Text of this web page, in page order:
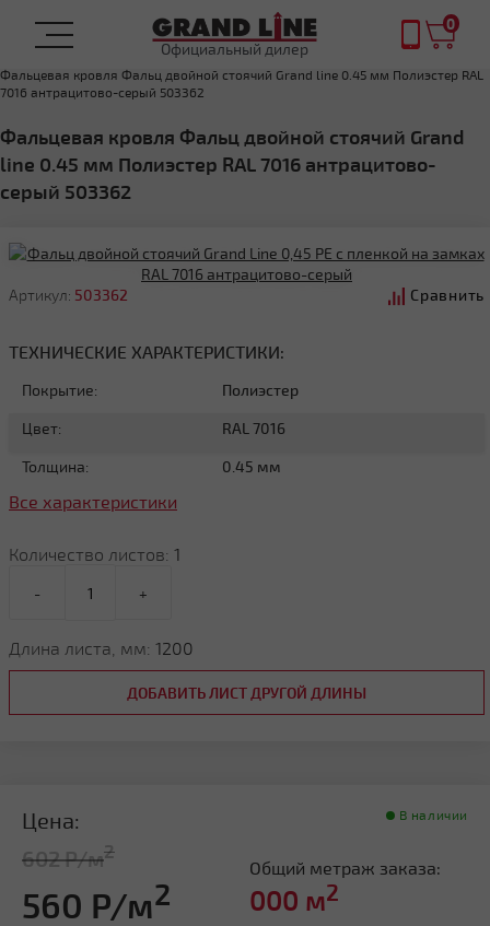
Официальный дилер
0
ФАЛЬЦЕВАЯ КРОВЛЯ
Фальцевая кровля Фальц двойной стоячий Grand line 0.45 мм Полиэстер RAL
7016 антрацитово-серый 503362
Фальцевая кровля Фальц двойной стоячий Grand
line 0.45 мм Полиэстер RAL 7016 антрацитово-
серый 503362
Артикул: 503362 Сравнить
ТЕХНИЧЕСКИЕ ХАРАКТЕРИСТИКИ:
Покрытие: Полиэстер
Цвет: RAL 7016
Толщина: 0.45 мм
Все характеристики
Количество листов: 1
- +
Длина листа, мм: 1200
ДОБАВИТЬ ЛИСТ ДРУГОЙ ДЛИНЫ
Цена:
602 Р/м2
560 Р/м2
В наличии
Общий метраж заказа:
000 м2